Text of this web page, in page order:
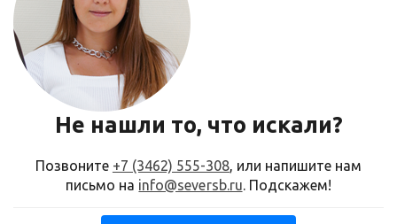
Не нашли то, что искали?
Позвоните +7 (3462) 555-308, или напишите нам
письмо на info@seversb.ru. Подскажем!